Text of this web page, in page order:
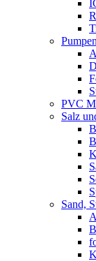
Pumpen
PVC
Salz
Sand,